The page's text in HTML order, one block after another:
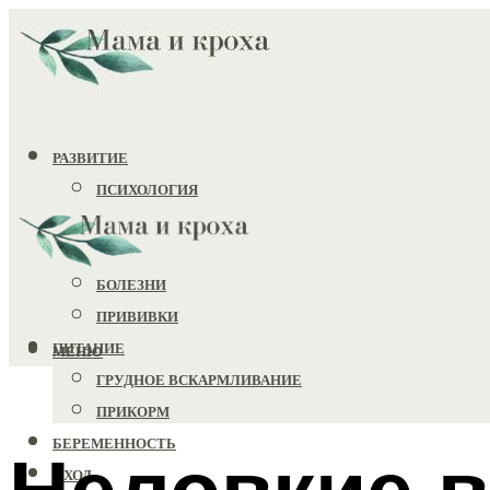
РАЗВИТИЕ
ПСИХОЛОГИЯ
ИГРУШКИ
ЗДОРОВЬЕ
БОЛЕЗНИ
ПРИВИВКИ
ПИТАНИЕ
ГРУДНОЕ ВСКАРМЛИВАНИЕ
ПРИКОРМ
БЕРЕМЕННОСТЬ
УХОД
МЕНЮ